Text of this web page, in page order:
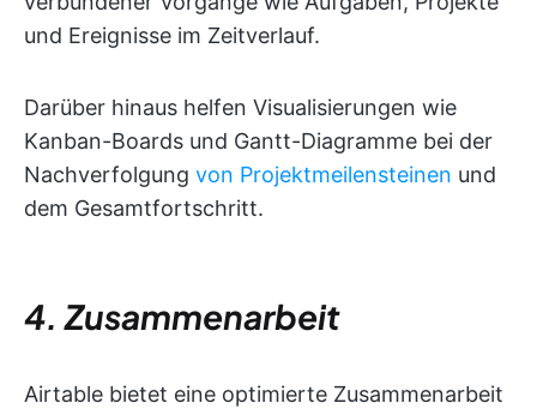
und Ereignisse im Zeitverlauf.
Darüber hinaus helfen Visualisierungen wie
Kanban-Boards und Gantt-Diagramme bei der
Nachverfolgung von Projektmeilensteinen und
dem Gesamtfortschritt.
4. Zusammenarbeit
Airtable bietet eine optimierte Zusammenarbeit